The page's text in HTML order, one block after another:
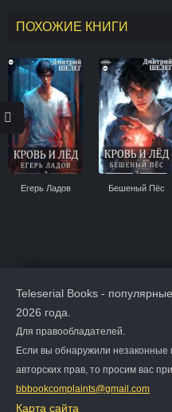
ПОХОЖИЕ КНИГИ
Егерь Ладов Бешеный Пёс
Teleserial Books -
2026 года.
Для правообладателей.
Если вы обнаружили
авторских прав, то просим вас
bbbookcomplaints@gmail.com
Карта сайта